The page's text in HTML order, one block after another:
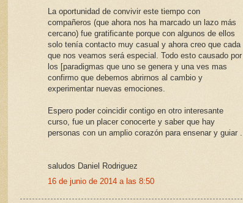
La oportunidad de convivir este tiempo con
compañeros (que ahora nos ha marcado un lazo más
cercano) fue gratificante porque con algunos de ellos
solo tenía contacto muy casual y ahora creo que cada
que nos veamos será especial. Todo esto causado por
los [paradigmas que uno se genera y una ves mas
confirmo que debemos abrirnos al cambio y
experimentar nuevas emociones.
Espero poder coincidir contigo en otro interesante
curso, fue un placer conocerte y saber que hay
personas con un amplio corazón para ensenar y guiar .
saludos Daniel Rodriguez
16 de junio de 2014 a las 8:50